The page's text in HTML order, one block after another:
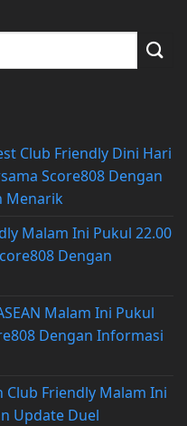
Club Friendly Dini Hari
Score808 Dengan
Menarik
Malam Ini Pukul 22.00
Dengan
Malam Ini Pukul
Dengan Informasi
Club Friendly Malam Ini
Update Duel